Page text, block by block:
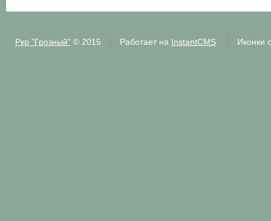
Ркр "Грозный"© 2015 Работает на InstantCMS Иконки